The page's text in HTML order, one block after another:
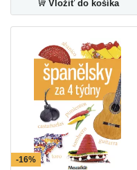
Vložiť do košíka
-16%